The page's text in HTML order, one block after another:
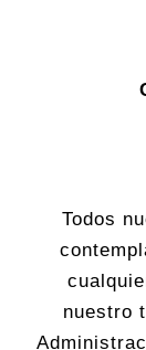
Todos
nuestro